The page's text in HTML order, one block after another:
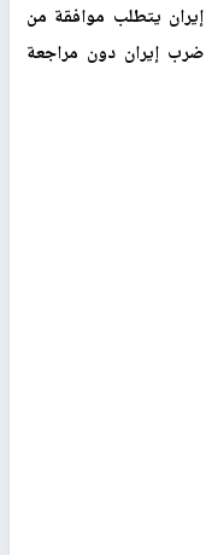
يتطلب موافقة من
إيران دون مراجعة